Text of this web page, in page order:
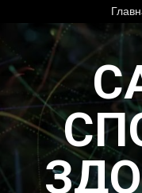
содержимому